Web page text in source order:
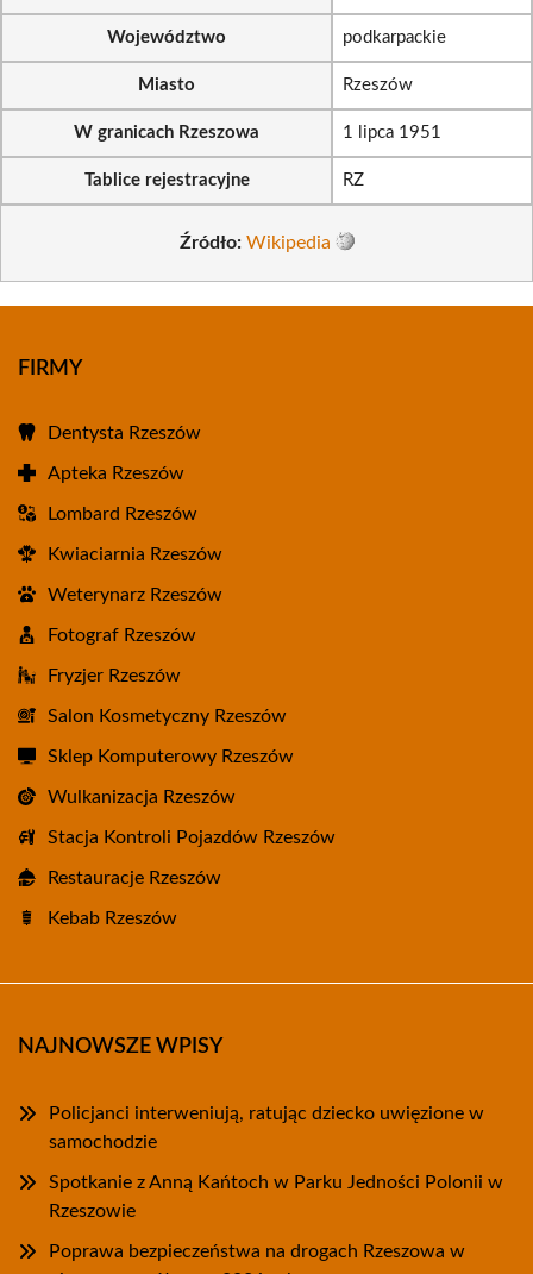
Województwo podkarpackie
Miasto Rzeszów
W granicach Rzeszowa 1 lipca 1951
Tablice rejestracyjne RZ
Źródło: Wikipedia
FIRMY
Dentysta Rzeszów
Apteka Rzeszów
Lombard Rzeszów
Kwiaciarnia Rzeszów
Weterynarz Rzeszów
Fotograf Rzeszów
Fryzjer Rzeszów
Salon Kosmetyczny Rzeszów
Sklep Komputerowy Rzeszów
Wulkanizacja Rzeszów
Stacja Kontroli Pojazdów Rzeszów
Restauracje Rzeszów
Kebab Rzeszów
NAJNOWSZE WPISY
Policjanci interweniują, ratując dziecko uwięzione w
samochodzie
Spotkanie z Anną Kańtoch w Parku Jedności Polonii w
Rzeszowie
Poprawa bezpieczeństwa na drogach Rzeszowa w